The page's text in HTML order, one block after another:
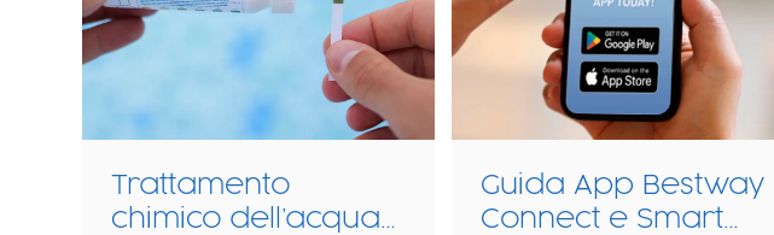
Trattamento
chimico dell’acqua
Guida App Bestway
Connect e Smart